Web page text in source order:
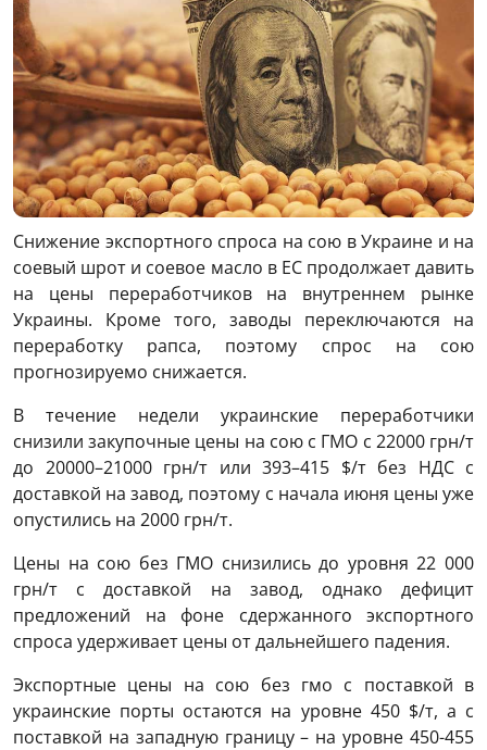
Снижение экспортного спроса на сою в Украине и на
соевый шрот и соевое масло в ЕС продолжает давить
на цены переработчиков на внутреннем рынке
Украины. Кроме того, заводы переключаются на
переработку рапса, поэтому спрос на сою
прогнозируемо снижается.
В течение недели украинские переработчики
снизили закупочные цены на сою с ГМО с 22000 грн/т
до 20000–21000 грн/т или 393–415 $/т без НДС с
доставкой на завод, поэтому с начала июня цены уже
опустились на 2000 грн/т.
Цены на сою без ГМО снизились до уровня 22 000
грн/т с доставкой на завод, однако дефицит
предложений на фоне сдержанного экспортного
спроса удерживает цены от дальнейшего падения.
Экспортные цены на сою без гмо с поставкой в
украинские порты остаются на уровне 450 $/т, а с
поставкой на западную границу – на уровне 450-455